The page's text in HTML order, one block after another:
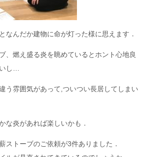
なんだか建物に命が灯った様に思えます．
、燃え盛る炎を眺めているとホント心地良
し…
う雰囲気があって,ついつい長居してしまい
な炎があれば楽しいかも．
ストーブのご依頼が3件ありました．